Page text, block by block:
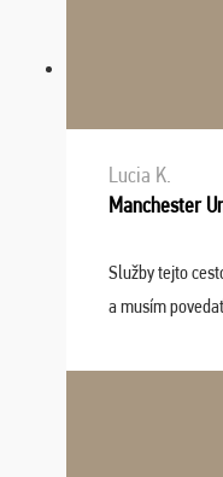
Lucia K.
Manchester
Služby tejto
a musím
dispozícii